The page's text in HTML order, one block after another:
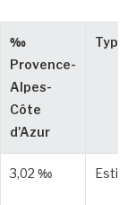
‰
Provence-
Alpes-
Côte
d'Azur
Type
3,02 ‰